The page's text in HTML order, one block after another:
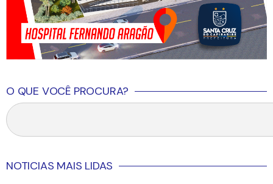
O QUE VOCÊ PROCURA?
NOTICIAS MAIS LIDAS